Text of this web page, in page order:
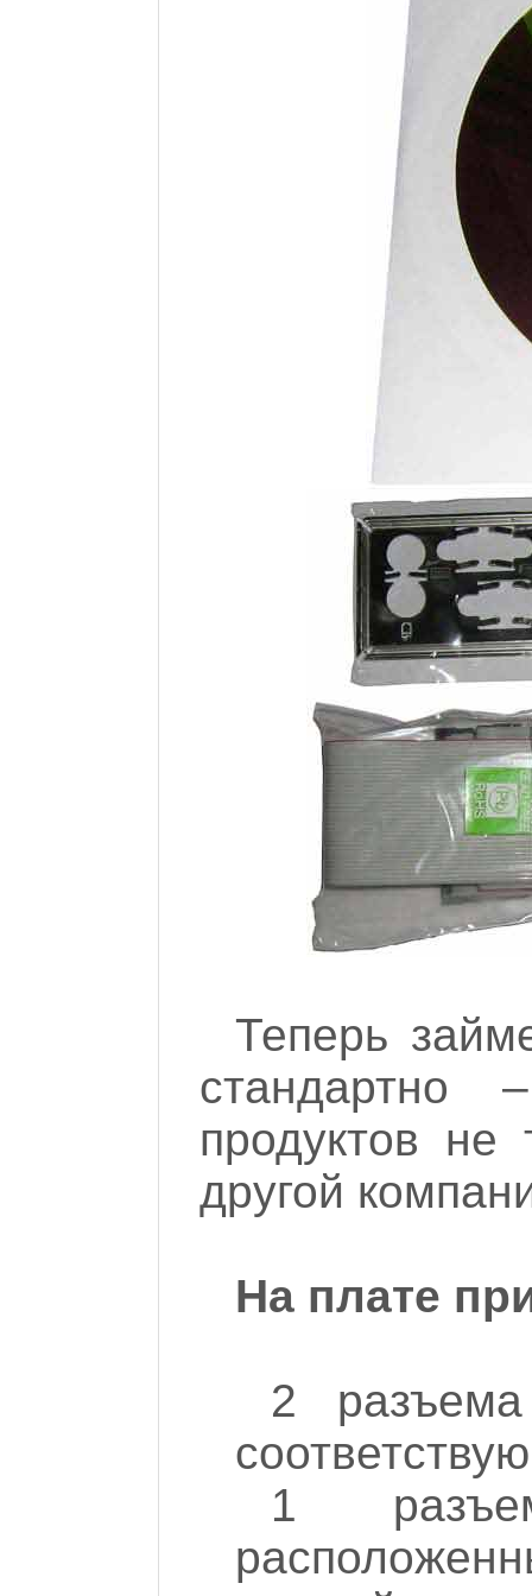
Теперь
стандартно
продуктов
другой
На плате
2
1